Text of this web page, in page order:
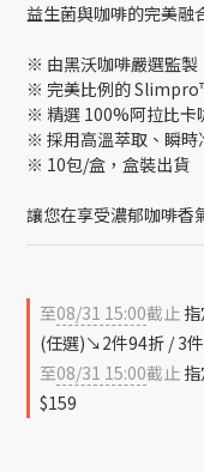
益生菌與咖啡的完美融
※ 由黑沃咖啡嚴選監製
※ 完美比例的
※ 精選 100%阿拉比卡
※ 採用高溫萃取、瞬時
※ 10包/盒，盒裝出貨
讓您在享受濃郁咖啡香
至08/31 15:00截止
(任選)↘2件94折 / 3
至08/31 15:00截止
$159